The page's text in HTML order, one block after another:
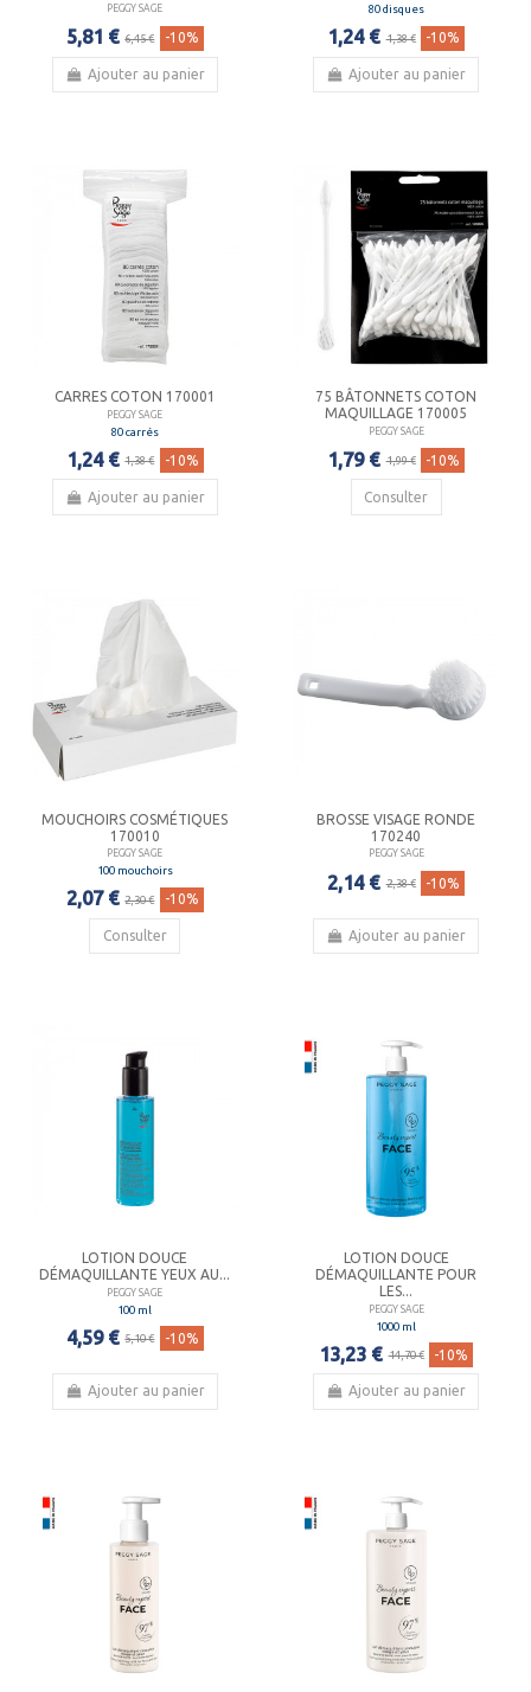
PEGGY SAGE
5,81 € 6,45 € -10%
Ajouter au panier
80 disques
1,24 € 1,38 € -10%
Ajouter au panier
CARRES COTON 170001
PEGGY SAGE
80 carrés
1,24 € 1,38 € -10%
Ajouter au panier
75 BÂTONNETS COTON
MAQUILLAGE 170005
PEGGY SAGE
1,79 € 1,99 € -10%
Consulter
MOUCHOIRS COSMÉTIQUES
170010
PEGGY SAGE
100 mouchoirs
2,07 € 2,30 € -10%
Consulter
BROSSE VISAGE RONDE
170240
PEGGY SAGE
2,14 € 2,38 € -10%
Ajouter au panier
LOTION DOUCE
DÉMAQUILLANTE YEUX AU...
PEGGY SAGE
100 ml
4,59 € 5,10 € -10%
Ajouter au panier
LOTION DOUCE
DÉMAQUILLANTE POUR
LES...
PEGGY SAGE
1000 ml
13,23 € 14,70 € -10%
Ajouter au panier